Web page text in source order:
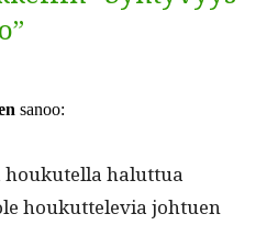
sanoo:
houkutel­la halut­tua
houkut­tele­via johtuen